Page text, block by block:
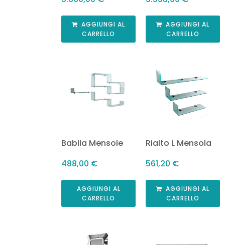
AGGIUNGI AL
CARRELLO
AGGIUNGI AL
CARRELLO
Babila Mensole
488,00 €
AGGIUNGI AL
CARRELLO
Rialto L Mensola
561,20 €
AGGIUNGI AL
CARRELLO